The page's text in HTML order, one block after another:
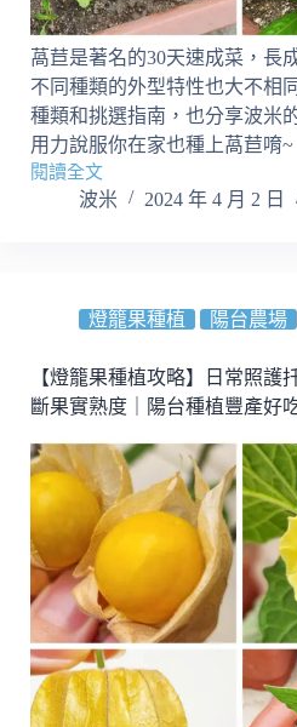
萵苣是著名的30天速成菜，長
不同種類的外型特性也大不相
種類和挑選指南，也分享波米
用力說服你在家也種上萵苣唷~
閱讀全文
無
｜
萵
種
類
有
哪
些
呢？
30
速
成
重
波米 2024 年 4 月 2 日
燈籠果種植 陽台農場
【燈籠果種植攻略】日常照護
斷果實熟度｜陽台種植豐產好